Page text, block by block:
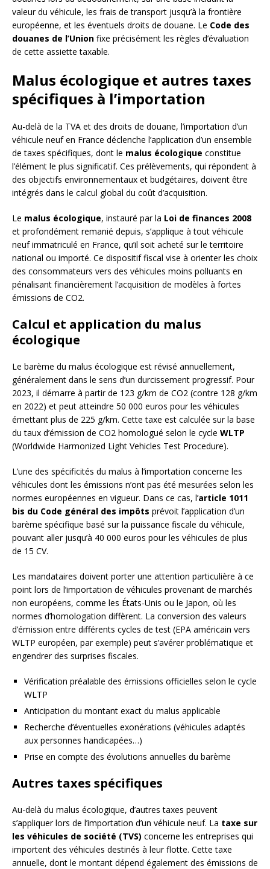
valeur du véhicule, les frais de transport jusqu’à la frontière
européenne, et les éventuels droits de douane. Le Code des
douanes de l’Union fixe précisément les règles d’évaluation
de cette assiette taxable.
Malus écologique et autres taxes
spécifiques à l’importation
Au-delà de la TVA et des droits de douane, l’importation d’un
véhicule neuf en France déclenche l’application d’un ensemble
de taxes spécifiques, dont le malus écologique constitue
l’élément le plus significatif. Ces prélèvements, qui répondent à
des objectifs environnementaux et budgétaires, doivent être
intégrés dans le calcul global du coût d’acquisition.
Le malus écologique, instauré par la Loi de finances 2008
et profondément remanié depuis, s’applique à tout véhicule
neuf immatriculé en France, qu’il soit acheté sur le territoire
national ou importé. Ce dispositif fiscal vise à orienter les choix
des consommateurs vers des véhicules moins polluants en
pénalisant financièrement l’acquisition de modèles à fortes
émissions de CO2.
Calcul et application du malus
écologique
Le barème du malus écologique est révisé annuellement,
généralement dans le sens d’un durcissement progressif. Pour
2023, il démarre à partir de 123 g/km de CO2 (contre 128 g/km
en 2022) et peut atteindre 50 000 euros pour les véhicules
émettant plus de 225 g/km. Cette taxe est calculée sur la base
du taux d’émission de CO2 homologué selon le cycle WLTP
(Worldwide Harmonized Light Vehicles Test Procedure).
L’une des spécificités du malus à l’importation concerne les
véhicules dont les émissions n’ont pas été mesurées selon les
normes européennes en vigueur. Dans ce cas, l’article 1011
bis du Code général des impôts prévoit l’application d’un
barème spécifique basé sur la puissance fiscale du véhicule,
pouvant aller jusqu’à 40 000 euros pour les véhicules de plus
de 15 CV.
Les mandataires doivent porter une attention particulière à ce
point lors de l’importation de véhicules provenant de marchés
non européens, comme les États-Unis ou le Japon, où les
normes d’homologation diffèrent. La conversion des valeurs
d’émission entre différents cycles de test (EPA américain vers
WLTP européen, par exemple) peut s’avérer problématique et
engendrer des surprises fiscales.
Vérification préalable des émissions officielles selon le cycle
WLTP
Anticipation du montant exact du malus applicable
Recherche d’éventuelles exonérations (véhicules adaptés
aux personnes handicapées…)
Prise en compte des évolutions annuelles du barème
Autres taxes spécifiques
Au-delà du malus écologique, d’autres taxes peuvent
s’appliquer lors de l’importation d’un véhicule neuf. La taxe sur
les véhicules de société (TVS) concerne les entreprises qui
importent des véhicules destinés à leur flotte. Cette taxe
annuelle, dont le montant dépend également des émissions de